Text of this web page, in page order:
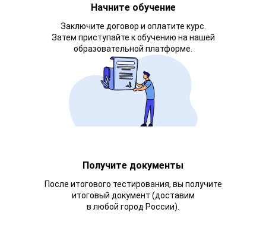
Начните обучение
Заключите договор и оплатите курс.
Затем приступайте к обучению на нашей
образовательной платформе.
Получите документы
После итогового тестирования, вы получите
итоговый документ (доставим
в любой город России).